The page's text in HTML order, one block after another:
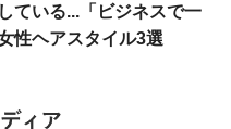
ている...「ビジネスで一
性ヘアスタイル3選